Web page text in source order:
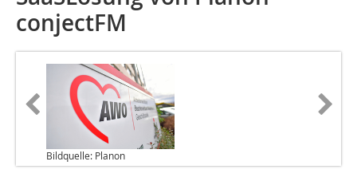
conjectFM
Bildquelle: Planon